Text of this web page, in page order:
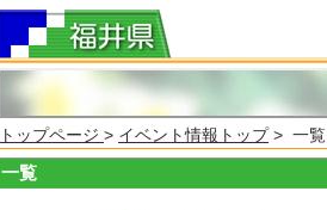
トップページ > イベント情報トップ> 一覧
一覧